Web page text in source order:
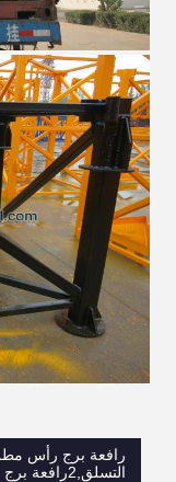
التسلق,2رافعة برج الرأس المطرقة